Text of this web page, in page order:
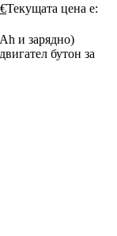
€Текущата цена е:
и зарядно)
бутон за